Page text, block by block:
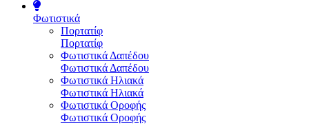
Φωτιστικά
Πορτατίφ
Πορτατίφ
Φωτιστικά Δαπέδου
Φωτιστικά Δαπέδου
Φωτιστικά Ηλιακά
Φωτιστικά Ηλιακά
Φωτιστικά Οροφής
Φωτιστικά Οροφής